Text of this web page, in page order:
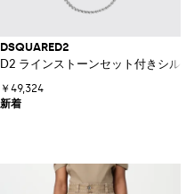
DSQUARED2
D2 ラインストーンセット付きシル
￥49,324